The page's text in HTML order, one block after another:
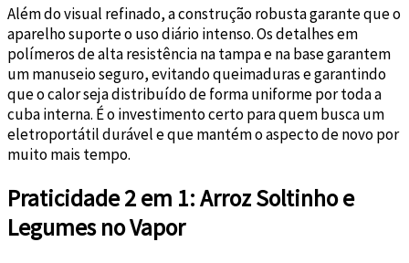
Além do visual refinado, a construção robusta garante que o
aparelho suporte o uso diário intenso. Os detalhes em
polímeros de alta resistência na tampa e na base garantem
um manuseio seguro, evitando queimaduras e garantindo
que o calor seja distribuído de forma uniforme por toda a
cuba interna. É o investimento certo para quem busca um
eletroportátil durável e que mantém o aspecto de novo por
muito mais tempo.
Praticidade 2 em 1: Arroz Soltinho e
Legumes no Vapor